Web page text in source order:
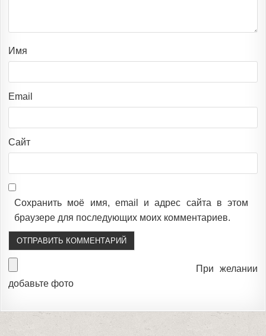
Имя
Email
Сайт
Сохранить моё имя, email и адрес сайта в этом
браузере для последующих моих комментариев.
При желании
добавьте фото